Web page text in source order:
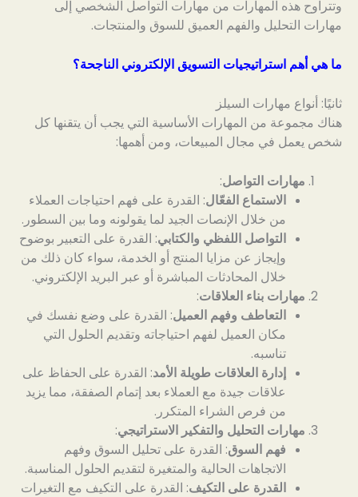
وتتراوح هذه المهارات من مهارات التواصل الشخصي إلى
مهارات التحليل والفهم العميق للسوق والمنتجات.
ما هي أهم استراتيجيات التسويق الإلكتروني الناجحة؟
ثانيًا: أنواع مهارات السيلز
هناك مجموعة من المهارات الأساسية التي يجب أن يتقنها كل
شخص يعمل في مجال المبيعات، ومن أهمها:
مهارات التواصل:
الاستماع الفعّال: القدرة على فهم احتياجات العملاء
من خلال الإنصات الجيد لما يقولونه وما بين السطور.
التواصل اللفظي والكتابي: القدرة على التعبير بوضوح
وإيجاز عن مزايا المنتج أو الخدمة، سواء كان ذلك من
خلال المحادثات المباشرة أو عبر البريد الإلكتروني.
مهارات بناء العلاقات:
التعاطف وفهم العميل: القدرة على وضع نفسك في
مكان العميل لفهم احتياجاته وتقديم الحلول التي
تناسبه.
إدارة العلاقات طويلة الأمد: القدرة على الحفاظ على
علاقات جيدة مع العملاء بعد إتمام الصفقة، مما يزيد
من فرص الشراء المتكرر.
مهارات التحليل والتفكير الاستراتيجي:
فهم السوق: القدرة على تحليل السوق وفهم
الاتجاهات الحالية والمتغيرة لتقديم الحلول المناسبة.
القدرة على التكيف: القدرة على التكيف مع التغيرات